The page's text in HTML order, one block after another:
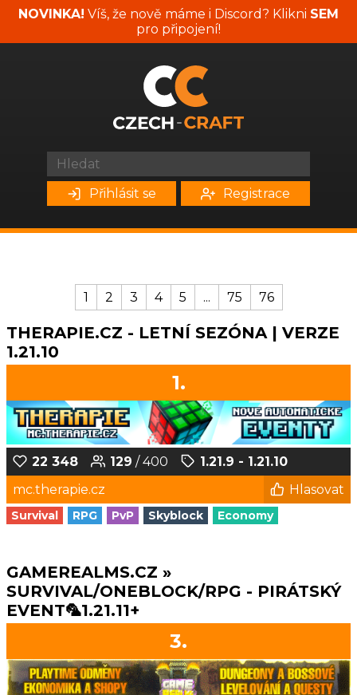
NOVINKA! Víš, že nově máme i Discord? Klikni SEM
pro připojení!
Přihlásit se Registrace
1 2 3 4 5 ... 75 76
THERAPIE.CZ - LETNÍ SEZÓNA | VERZE
1.21.10
1.
22 348 129 / 400
1.21.9 - 1.21.10
mc.therapie.cz
Hlasovat
Survival RPG PvP Skyblock Economy
GAMEREALMS.CZ »
SURVIVAL/ONEBLOCK/RPG - PIRÁTSKÝ
EVENT🦜1.21.11+
3.